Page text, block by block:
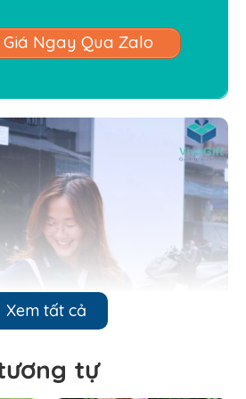
Giá Ngay Qua Zalo
Xem tất cả
tự